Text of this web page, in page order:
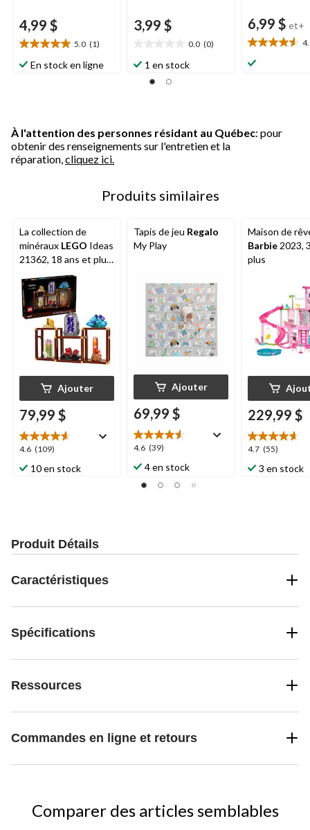
4,99 $
5.0 (1)
5.0
étoile(s)
En stock en ligne
3,99 $
0.0 (0)
étoile(s)
1 en stock
6,99 $ et+
4.6
étoile(s)
À l'attention des personnes résidant au Québec: pour
obtenir des renseignements sur l'entretien et la
réparation, cliquez ici.
Produits similaires
La collection de
minéraux LEGO Ideas
21362, 18 ans et plus,
880 pièces
Ajouter
79,99 $
4.6 (109)
4.6
étoile(s)
sur
10 en stock
Tapis de jeu Regalo
My Play
Ajouter
69,99 $
4.6 (39)
4.6
étoile(s)
sur
5.
4 en stock
Maison de
Barbie 2023,
plus
229,99 $
4.7 (55)
4.7
étoile(s)
sur
3 en stock
Produit Détails
Caractéristiques
Spécifications
Ressources
Commandes en ligne et retours
Comparer des articles semblables